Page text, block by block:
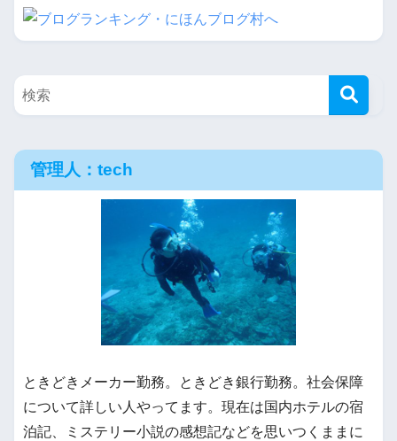
管理人：tech
ときどきメーカー勤務。ときどき銀行勤務。社会保障
について詳しい人やってます。現在は国内ホテルの宿
泊記、ミステリー小説の感想記などを思いつくままに